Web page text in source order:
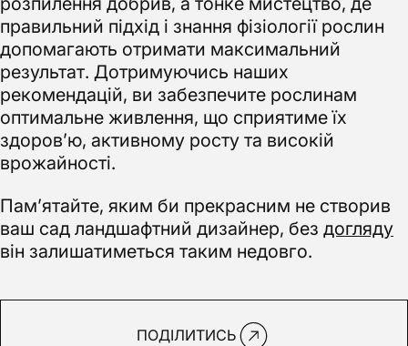
правильний підхід і знання фізіології рослин
допомагають отримати максимальний
результат. Дотримуючись наших
рекомендацій, ви забезпечите рослинам
оптимальне живлення, що сприятиме їх
здоров’ю, активному росту та високій
врожайності.
Пам’ятайте, яким би прекрасним не створив
ваш сад ландшафтний дизайнер, без догляду
він залишатиметься таким недовго.
ПОДІЛИТИСЬ